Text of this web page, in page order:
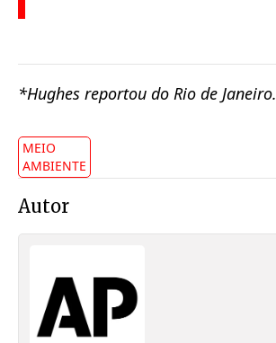
*Hughes reportou do Rio de Janeiro.
MEIO
AMBIENTE
Autor